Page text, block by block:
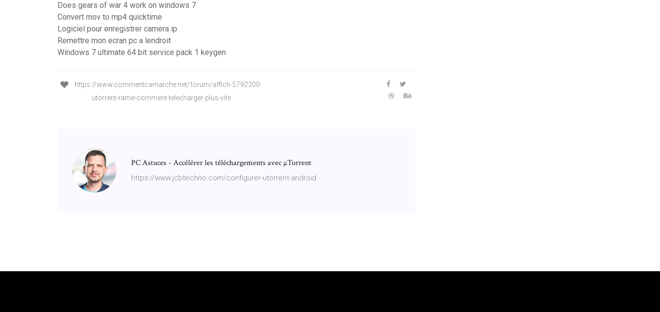
Does gears of war 4 work on windows 7
Convert mov to mp4 quicktime
Logiciel pour enregistrer camera ip
Remettre mon ecran pc a lendroit
Windows 7 ultimate 64 bit service pack 1 keygen
https://www.commentcamarche.net/forum/affich-5792200-
utorrent-rame-comment-telecharger-plus-vite
PC Astuces - Accélérer les téléchargements avec µTorrent
https://www.jcbtechno.com/configurer-utorrent-android